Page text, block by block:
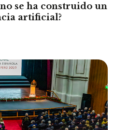
se ha construido un
artificial?